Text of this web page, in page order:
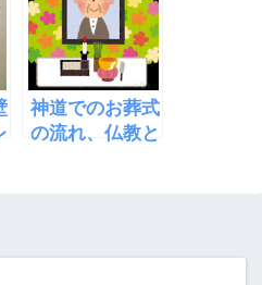
ロに
神道でのお葬式
の流れ、仏教と